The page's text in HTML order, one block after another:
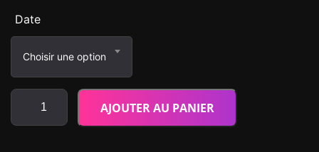
Date
Choisir une option
AJOUTER AU PANIER